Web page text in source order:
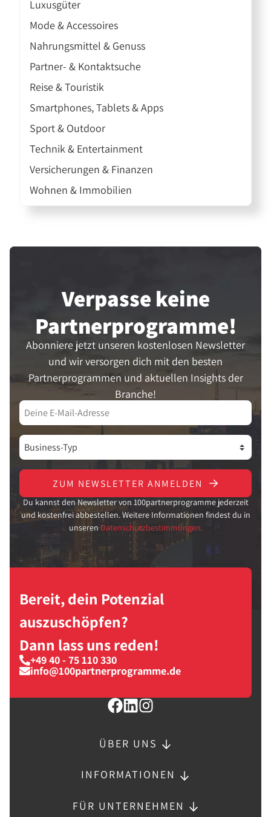
Luxusgüter
Mode & Accessoires
Nahrungsmittel & Genuss
Partner- & Kontaktsuche
Reise & Touristik
Smartphones, Tablets & Apps
Sport & Outdoor
Technik & Entertainment
Versicherungen & Finanzen
Wohnen & Immobilien
Verpasse keine
Partner­programme!
Abonniere jetzt unseren kostenlosen Newsletter
und wir versorgen dich mit den besten
Partnerprogrammen und aktuellen Insights der
Branche!
ZUM NEWSLETTER ANMELDEN
Du kannst den Newsletter von 100partnerprogramme jederzeit
und kostenfrei abbestellen. Weitere Informationen findest du in
unseren Datenschutzbestimmungen.
Bereit, dein Potenzial
auszuschöpfen?
Dann lass uns reden!
+49 40 - 75 110 330
info@100partnerprogramme.de
ÜBER UNS
INFORMATIONEN
FÜR UNTERNEHMEN